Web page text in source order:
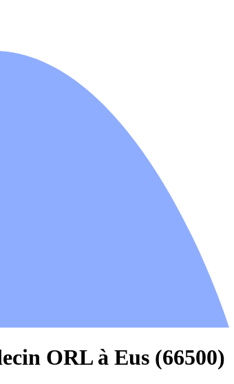
ORL à Eus (66500)